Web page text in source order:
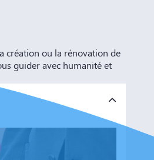
création ou la rénovation de
guider avec humanité et